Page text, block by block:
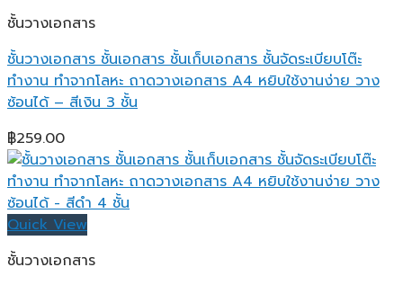
ชั้นวางเอกสาร
ชั้นวางเอกสาร ชั้นเอกสาร ชั้นเก็บเอกสาร ชั้นจัดระเบียบโต๊ะ
ทำงาน ทำจากโลหะ ถาดวางเอกสาร A4 หยิบใช้งานง่าย วาง
ซ้อนได้ – สีเงิน 3 ชั้น
฿259.00
Quick View
ชั้นวางเอกสาร